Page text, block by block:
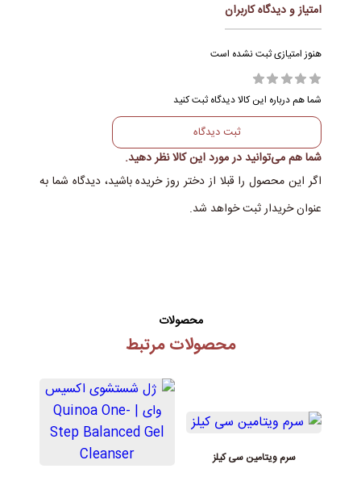
نوع پوست
ترکیبات
امتیاز و دیدگاه کاربران
هنوز امتیازی ثبت نشده است
شما هم درباره این کالا دیدگاه ثبت کنید
ثبت دیدگاه
شما هم می‌توانید در مورد این کالا نظر دهید.
اگر این محصول را قبلا از دختر روز خریده باشید، دیدگاه شما به
عنوان خریدار ثبت خواهد شد.
محصولات
محصولات مرتبط
سرم ویتامین سی کیلز